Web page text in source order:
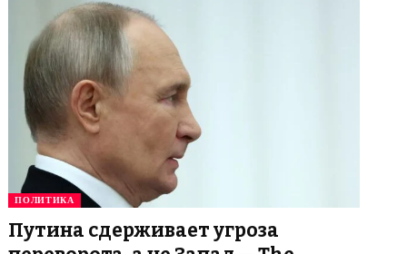
ПОЛИТИКА
Путина сдерживает угроза